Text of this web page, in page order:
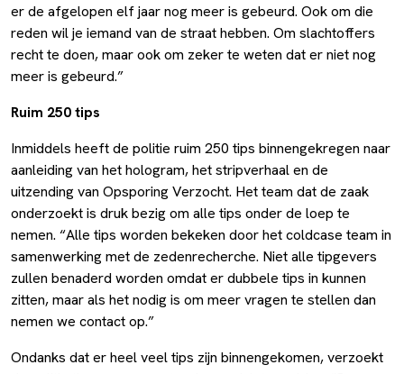
er de afgelopen elf jaar nog meer is gebeurd. Ook om die
reden wil je iemand van de straat hebben. Om slachtoffers
recht te doen, maar ook om zeker te weten dat er niet nog
meer is gebeurd.”
Ruim 250 tips
Inmiddels heeft de politie ruim 250 tips binnengekregen naar
aanleiding van het hologram, het stripverhaal en de
uitzending van Opsporing Verzocht. Het team dat de zaak
onderzoekt is druk bezig om alle tips onder de loep te
nemen. “Alle tips worden bekeken door het coldcase team in
samenwerking met de zedenrecherche. Niet alle tipgevers
zullen benaderd worden omdat er dubbele tips in kunnen
zitten, maar als het nodig is om meer vragen te stellen dan
nemen we contact op.”
Ondanks dat er heel veel tips zijn binnengekomen, verzoekt